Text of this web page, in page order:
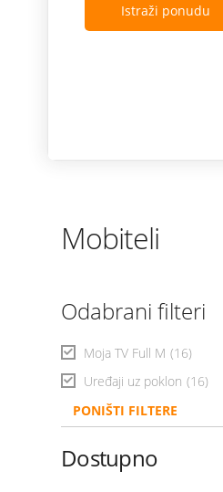
Istraži ponudu
Mobiteli
Odabrani filteri
Moja TV Full M (16)
Uređaji uz poklon (16)
PONIŠTI FILTERE
Dostupno